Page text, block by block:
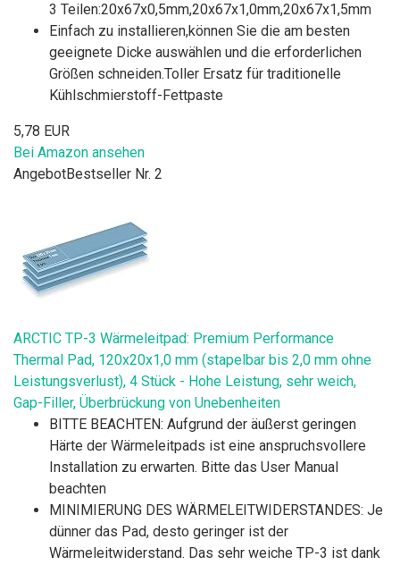
3 Teilen:20x67x0,5mm,20x67x1,0mm,20x67x1,5mm
Einfach zu installieren,können Sie die am besten
geeignete Dicke auswählen und die erforderlichen
Größen schneiden.Toller Ersatz für traditionelle
Kühlschmierstoff-Fettpaste
5,78 EUR
Bei Amazon ansehen
AngebotBestseller Nr. 2
ARCTIC TP-3 Wärmeleitpad: Premium Performance
Thermal Pad, 120x20x1,0 mm (stapelbar bis 2,0 mm ohne
Leistungsverlust), 4 Stück - Hohe Leistung, sehr weich,
Gap-Filler, Überbrückung von Unebenheiten
BITTE BEACHTEN: Aufgrund der äußerst geringen
Härte der Wärmeleitpads ist eine anspruchsvollere
Installation zu erwarten. Bitte das User Manual
beachten
MINIMIERUNG DES WÄRMELEITWIDERSTANDES: Je
dünner das Pad, desto geringer ist der
Wärmeleitwiderstand. Das sehr weiche TP-3 ist dank